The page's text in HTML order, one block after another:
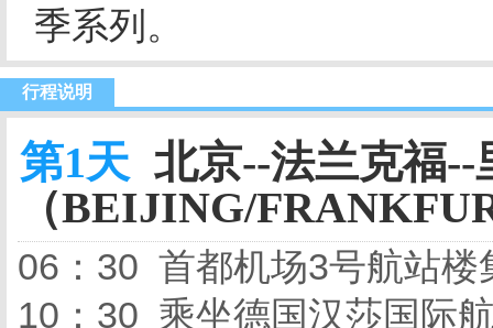
季系列。
行程说明
第1天 北京--法兰克福--
（BEIJING/
06：30 首都机场3号航站楼
10：30 乘坐德国汉莎国际